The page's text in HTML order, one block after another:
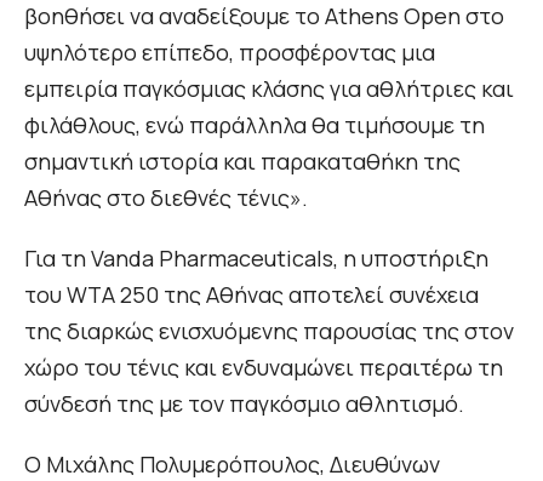
βοηθήσει να αναδείξουμε το Athens Open στο
υψηλότερο επίπεδο, προσφέροντας μια
εμπειρία παγκόσμιας κλάσης για αθλήτριες και
φιλάθλους, ενώ παράλληλα θα τιμήσουμε τη
σημαντική ιστορία και παρακαταθήκη της
Αθήνας στο διεθνές τένις».
Για τη Vanda Pharmaceuticals, η υποστήριξη
του WTA 250 της Αθήνας αποτελεί συνέχεια
της διαρκώς ενισχυόμενης παρουσίας της στον
χώρο του τένις και ενδυναμώνει περαιτέρω τη
σύνδεσή της με τον παγκόσμιο αθλητισμό.
Ο Μιχάλης Πολυμερόπουλος, Διευθύνων